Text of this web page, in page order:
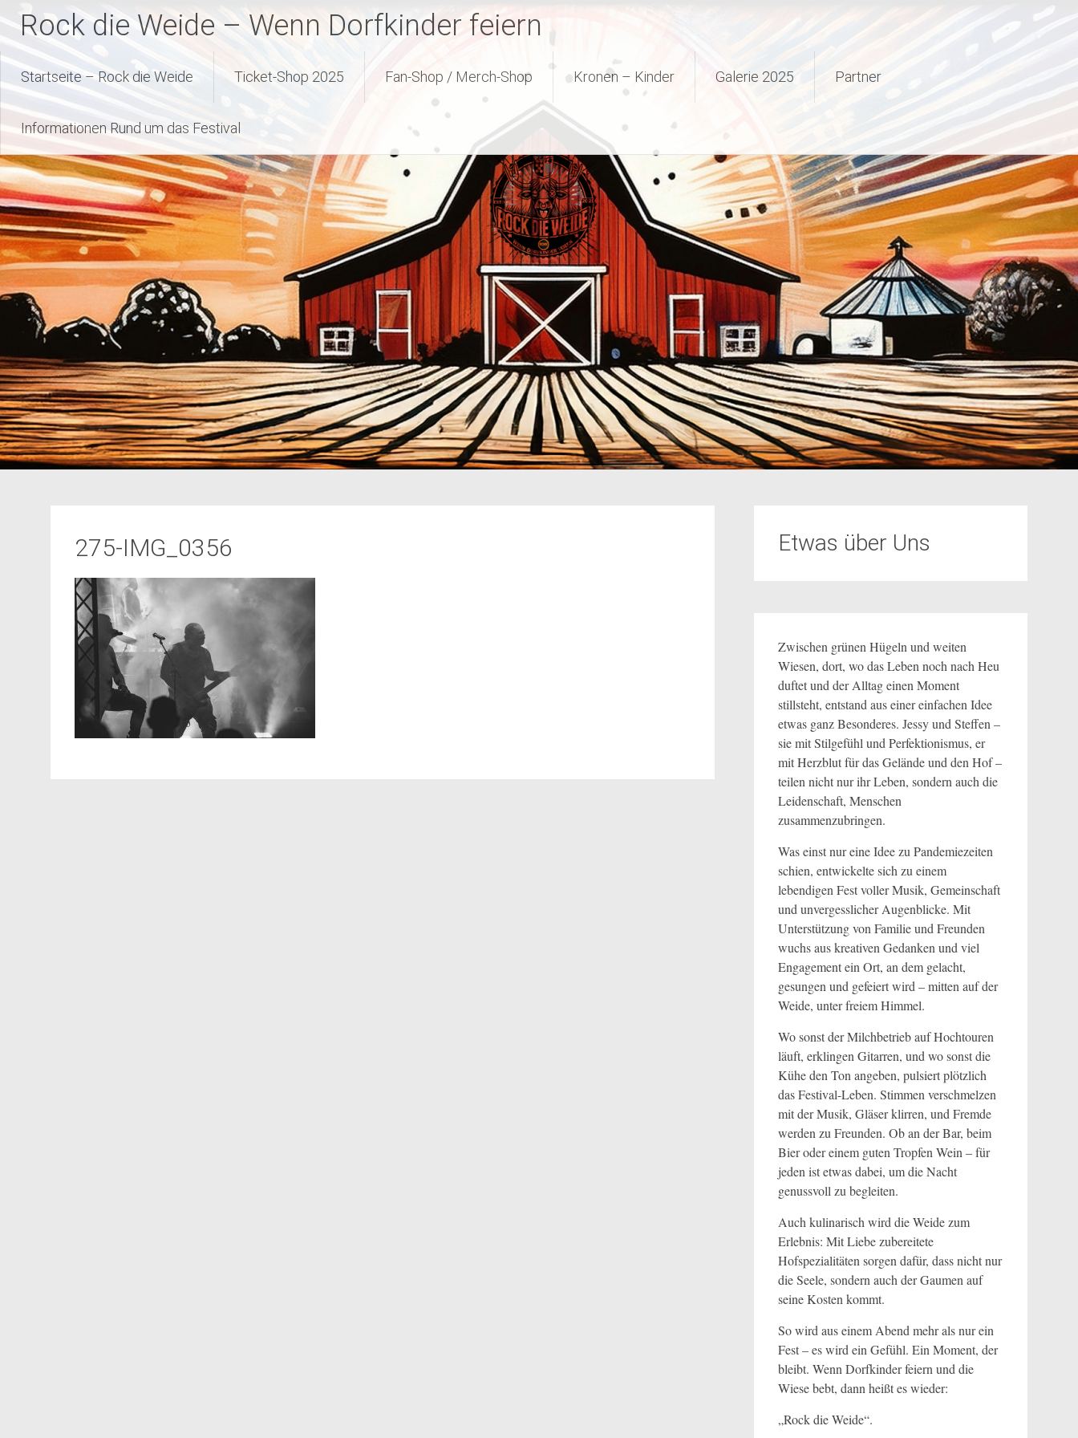
InhaltRock die Weide – Wenn Dorfkinder feiern
Startseite – Rock die Weide Ticket-Shop 2025 Fan-Shop / Merch-Shop Kronen – Kinder Galerie 2025 Partner
Informationen Rund um das Festival
275-IMG_0356 Etwas über Uns
Zwischen grünen Hügeln und weiten
Wiesen, dort, wo das Leben noch nach Heu
duftet und der Alltag einen Moment
stillsteht, entstand aus einer einfachen Idee
etwas ganz Besonderes. Jessy und Steffen –
sie mit Stilgefühl und Perfektionismus, er
mit Herzblut für das Gelände und den Hof –
teilen nicht nur ihr Leben, sondern auch die
Leidenschaft, Menschen
zusammenzubringen.
Was einst nur eine Idee zu Pandemiezeiten
schien, entwickelte sich zu einem
lebendigen Fest voller Musik, Gemeinschaft
und unvergesslicher Augenblicke. Mit
Unterstützung von Familie und Freunden
wuchs aus kreativen Gedanken und viel
Engagement ein Ort, an dem gelacht,
gesungen und gefeiert wird – mitten auf der
Weide, unter freiem Himmel.
Wo sonst der Milchbetrieb auf Hochtouren
läuft, erklingen Gitarren, und wo sonst die
Kühe den Ton angeben, pulsiert plötzlich
das Festival-Leben. Stimmen verschmelzen
mit der Musik, Gläser klirren, und Fremde
werden zu Freunden. Ob an der Bar, beim
Bier oder einem guten Tropfen Wein – für
jeden ist etwas dabei, um die Nacht
genussvoll zu begleiten.
Auch kulinarisch wird die Weide zum
Erlebnis: Mit Liebe zubereitete
Hofspezialitäten sorgen dafür, dass nicht nur
die Seele, sondern auch der Gaumen auf
seine Kosten kommt.
So wird aus einem Abend mehr als nur ein
Fest – es wird ein Gefühl. Ein Moment, der
bleibt. Wenn Dorfkinder feiern und die
Wiese bebt, dann heißt es wieder:
„Rock die Weide“.